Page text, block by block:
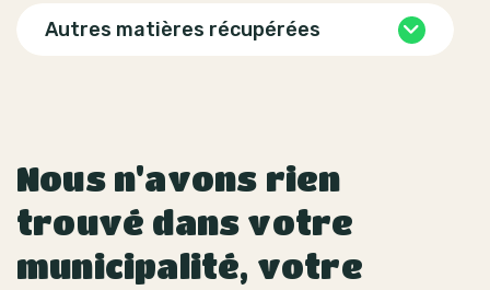
Autres matières récupérées
Nous n'avons rien
trouvé dans votre
municipalité, votre